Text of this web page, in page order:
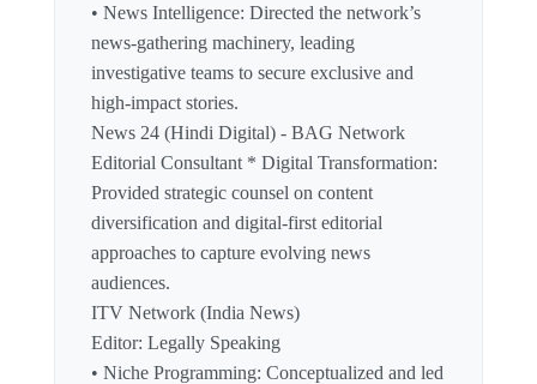
• News Intelligence: Directed the network’s
news-gathering machinery, leading
investigative teams to secure exclusive and
high-impact stories.
News 24 (Hindi Digital) - BAG Network
Editorial Consultant * Digital Transformation:
Provided strategic counsel on content
diversification and digital-first editorial
approaches to capture evolving news
audiences.
ITV Network (India News)
Editor: Legally Speaking
• Niche Programming: Conceptualized and led